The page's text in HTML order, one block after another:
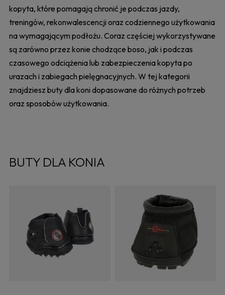
kopyta, które pomagają chronić je podczas jazdy,
treningów, rekonwalescencji oraz codziennego użytkowania
na wymagającym podłożu. Coraz częściej wykorzystywane
są zarówno przez konie chodzące boso, jak i podczas
czasowego odciążenia lub zabezpieczenia kopyta po
urazach i zabiegach pielęgnacyjnych. W tej kategorii
znajdziesz buty dla koni dopasowane do różnych potrzeb
oraz sposobów użytkowania.
BUTY DLA KONIA